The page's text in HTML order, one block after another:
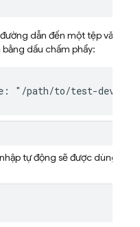
dẫn đến một tệp văn
dấu chấm phẩy:
"/path/to/test-
tự động sẽ được dùng